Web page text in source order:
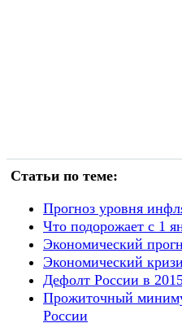
Статьи по теме:
Прогноз уровня
Что подорожает с 1
Экономический
Экономический
Дефолт России в
Прожиточный
России